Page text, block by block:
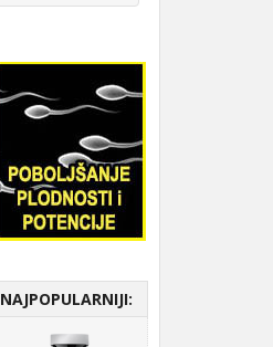
NAJPOPULARNIJI: